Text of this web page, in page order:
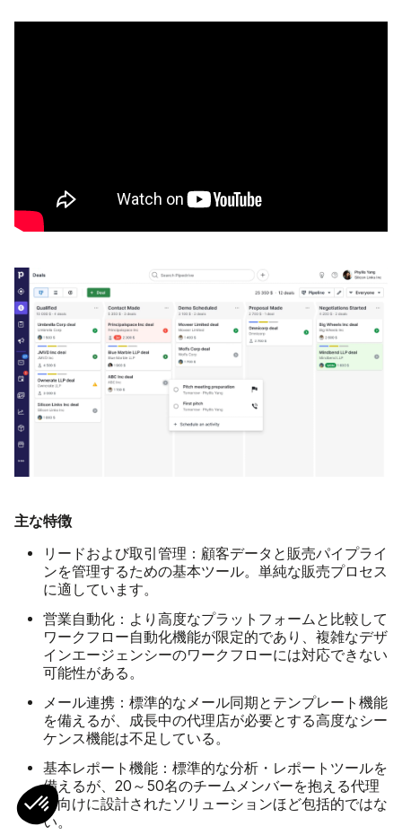
主な特徴
リードおよび取引管理： 顧客データと販売パイプライ
ンを管理するための基本ツール。単純な販売プロセス
に適しています。
営業自動化： より高度なプラットフォームと比較して
ワークフロー自動化機能が限定的であり、複雑なデザ
インエージェンシーのワークフローには対応できない
可能性がある。
メール連携： 標準的なメール同期とテンプレート機能
を備えるが、成長中の代理店が必要とする高度なシー
ケンス機能は不足している。
基本レポート機能： 標準的な分析・レポートツールを
備えるが、20～50名のチームメンバーを抱える代理
店向けに設計されたソリューションほど包括的ではな
い。